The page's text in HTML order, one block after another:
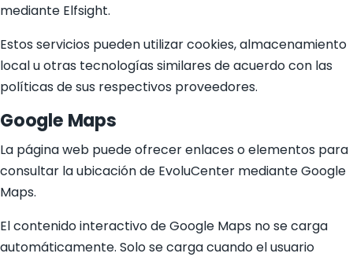
mediante Elfsight.
Estos servicios pueden utilizar cookies, almacenamiento
local u otras tecnologías similares de acuerdo con las
políticas de sus respectivos proveedores.
Google Maps
La página web puede ofrecer enlaces o elementos para
consultar la ubicación de EvoluCenter mediante Google
Maps.
El contenido interactivo de Google Maps no se carga
automáticamente. Solo se carga cuando el usuario